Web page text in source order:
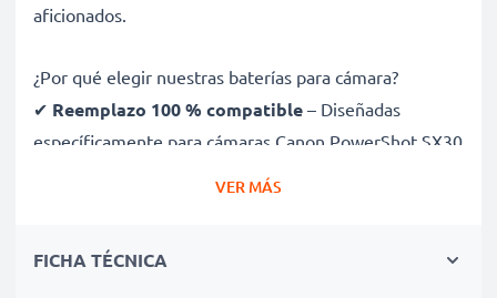
aficionados.
¿Por qué elegir nuestras baterías para cámara?
✔ Reemplazo 100 % compatible – Diseñadas
específicamente para cámaras Canon PowerShot SX30
IS, G12, G11, G10, NB7L y más. Haz clic en la pestaña
1050mAh 7.4V para sesiones largas con menos
VER MÁS
FICHA TÉCNICA